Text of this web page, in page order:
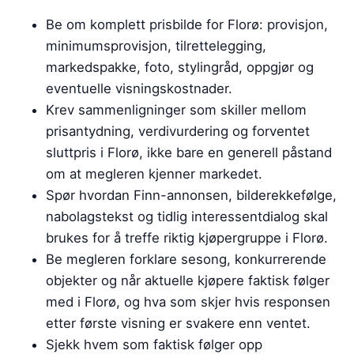
Be om komplett prisbilde for Florø: provisjon,
minimumsprovisjon, tilrettelegging,
markedspakke, foto, stylingråd, oppgjør og
eventuelle visningskostnader.
Krev sammenligninger som skiller mellom
prisantydning, verdivurdering og forventet
sluttpris i Florø, ikke bare en generell påstand
om at megleren kjenner markedet.
Spør hvordan Finn-annonsen, bilderekkefølge,
nabolagstekst og tidlig interessentdialog skal
brukes for å treffe riktig kjøpergruppe i Florø.
Be megleren forklare sesong, konkurrerende
objekter og når aktuelle kjøpere faktisk følger
med i Florø, og hva som skjer hvis responsen
etter første visning er svakere enn ventet.
Sjekk hvem som faktisk følger opp